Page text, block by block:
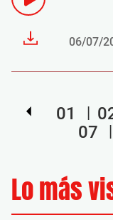
06/07/
01
07
Lo más